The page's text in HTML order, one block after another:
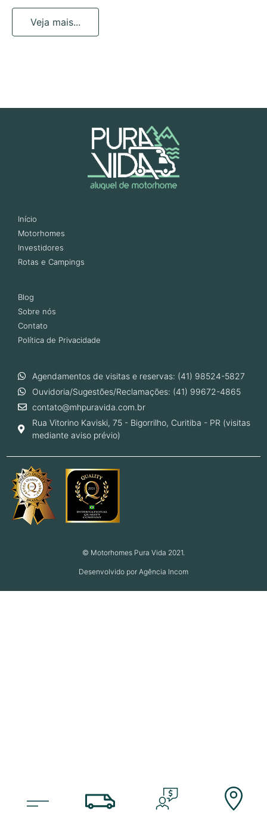
Veja mais...
Início
Motorhomes
Investidores
Rotas e Campings
Blog
Sobre nós
Contato
Política de Privacidade
Agendamentos de visitas e reservas: (41) 98524-5827
Ouvidoria/Sugestões/Reclamações: (41) 99672-4865
contato@mhpuravida.com.br
Rua Vitorino Kaviski, 75 - Bigorrilho, Curitiba - PR (visitas
mediante aviso prévio)
© Motorhomes Pura Vida 2021.
Desenvolvido por Agência Incom